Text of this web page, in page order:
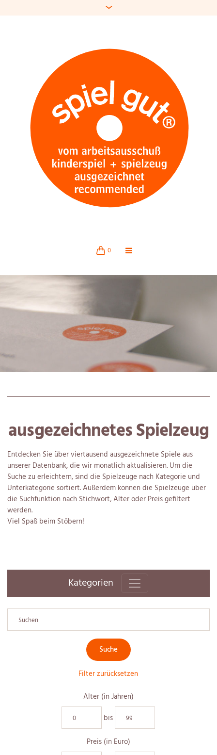
0
ausgezeichnetes Spielzeug
Entdecken Sie über viertausend ausgezeichnete Spiele aus
unserer Datenbank, die wir monatlich aktualisieren. Um die
Suche zu erleichtern, sind die Spielzeuge nach Kategorie und
Unterkategorie sortiert. Außerdem können die Spielzeuge über
die Suchfunktion nach Stichwort, Alter oder Preis gefiltert
werden.
Viel Spaß beim Stöbern!
Kategorien
Filter zurücksetzen
Alter (in Jahren)
bis
Preis (in Euro)